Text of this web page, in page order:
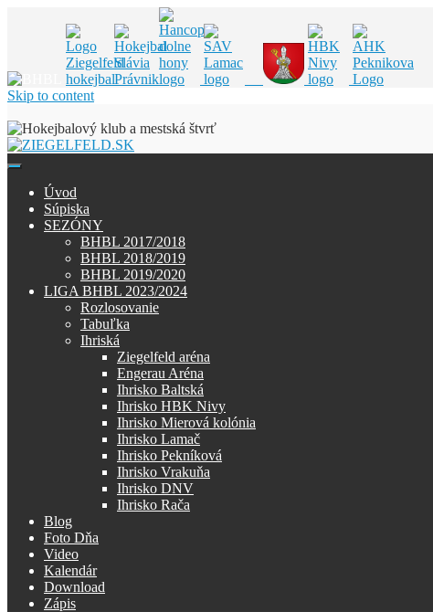
Skip to content
Úvod
Súpiska
SEZÓNY
BHBL 2017/2018
BHBL 2018/2019
BHBL 2019/2020
LIGA BHBL 2023/2024
Rozlosovanie
Tabuľka
Ihriská
Ziegelfeld aréna
Engerau Aréna
Ihrisko Baltská
Ihrisko HBK Nivy
Ihrisko Mierová kolónia
Ihrisko Lamač
Ihrisko Pekníková
Ihrisko Vrakuňa
Ihrisko DNV
Ihrisko Rača
Blog
Foto Dňa
Video
Kalendár
Download
Zápis